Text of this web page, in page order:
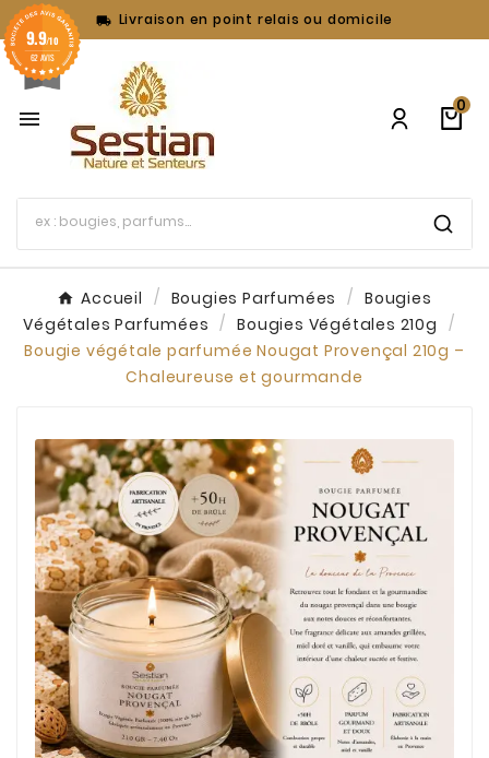
 Livraison en point relais ou domicile

0
Accueil Bougies Parfumées
Bougies
Végétales Parfumées
Bougies Végétales 210g
Bougie végétale parfumée Nougat Provençal 210g –
Chaleureuse et gourmande
9.9/10
62 AVIS